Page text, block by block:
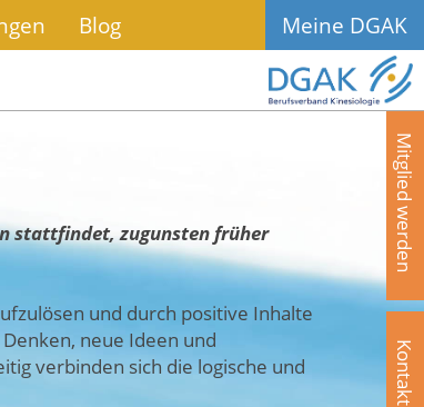
Blog Meine DGAK
Mitglied werden
Kontakt
stattfindet, zugunsten früher
und durch positive Inhalte
neue Ideen und
verbinden sich die logische und